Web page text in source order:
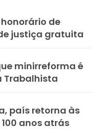
de
justiça gratuita
minirreforma é
Trabalhista
país retorna às
anos atrás